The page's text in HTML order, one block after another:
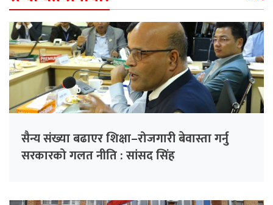
सैन्य संख्या बढाएर शिक्षा–रोजगारी बेवास्ता गर्नु
सरकारको गलत नीति : सांसद सिंह